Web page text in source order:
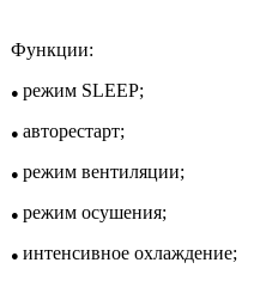
Функции:
● режим SLEEP;
● авторестарт;
● режим вентиляции;
● режим осушения;
● интенсивное охлаждение;